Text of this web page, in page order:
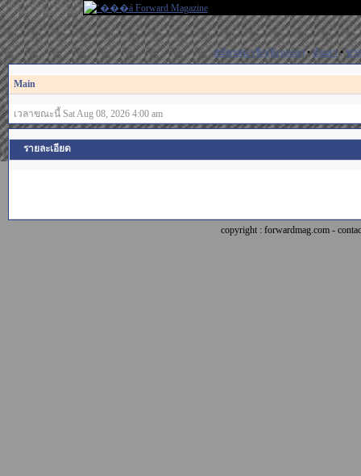
สมัครสมาชิก(Register)•ค้นหา•ช่ว
Main
เวลาขณะนี้ Sat Aug 08, 2026 4:00 am
รายละเอียด
copyright : forwardmag.com -